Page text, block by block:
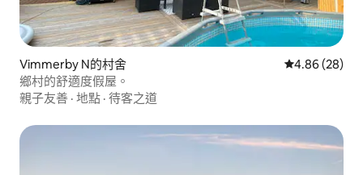
Vimmerby N的村舍 從 28 則評價
4.86 (28)
鄉村的舒適度假屋。
親子友善 · 地點 · 待客之道